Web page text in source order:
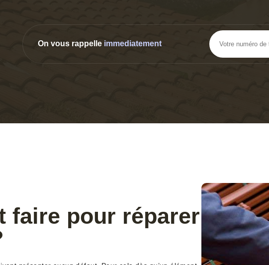
On vous rappelle immediatement
faire pour réparer